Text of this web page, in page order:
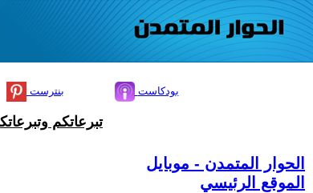
بنترست بودكاست
تبرعاتكم
الحوار المتمدن - موبايل
الموقع الرئيسي